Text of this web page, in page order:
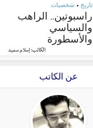
تاريخ • شخصيات
راسبوتين.. الراهب
والسياسي
والأسطورة
الكاتب: إسلام سعيد
عن الكاتب